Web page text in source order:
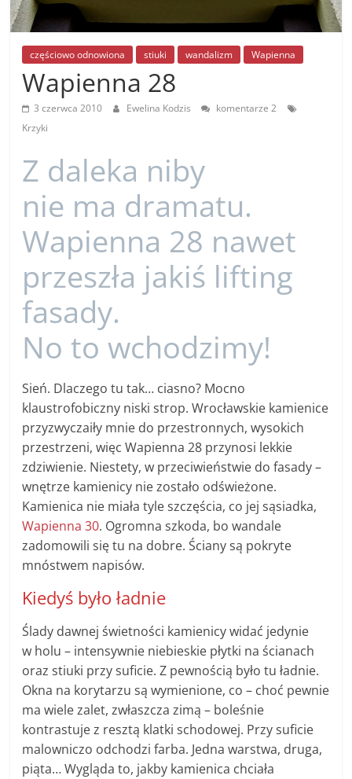
częściowo odnowiona stiuki wandalizm Wapienna
Wapienna 28
3 czerwca 2010 Ewelina Kodzis
komentarze 2
Krzyki
Z daleka niby
nie ma dramatu.
Wapienna 28 nawet
przeszła jakiś lifting
fasady.
No to wchodzimy!
Sień. Dlaczego tu tak… ciasno? Mocno
klaustrofobiczny niski strop. Wrocławskie kamienice
przyzwyczaiły mnie do przestronnych, wysokich
przestrzeni, więc Wapienna 28 przynosi lekkie
zdziwienie. Niestety, w przeciwieństwie do fasady –
wnętrze kamienicy nie zostało odświeżone.
Kamienica nie miała tyle szczęścia, co jej sąsiadka,
Wapienna 30. Ogromna szkoda, bo wandale
zadomowili się tu na dobre. Ściany są pokryte
mnóstwem napisów.
Kiedyś było ładnie
Ślady dawnej świetności kamienicy widać jedynie
w holu – intensywnie niebieskie płytki na ścianach
oraz stiuki przy suficie. Z pewnością było tu ładnie.
Okna na korytarzu są wymienione, co – choć pewnie
ma wiele zalet, zwłaszcza zimą – boleśnie
kontrastuje z resztą klatki schodowej. Przy suficie
malowniczo odchodzi farba. Jedna warstwa, druga,
piąta… Wygląda to, jakby kamienica chciała